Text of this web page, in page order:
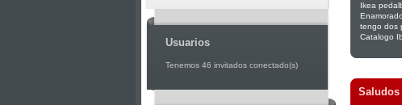
Usuarios
Tenemos 46 invitados conectado(s)
Ikea
tengo dos
Catalogo
Saludos